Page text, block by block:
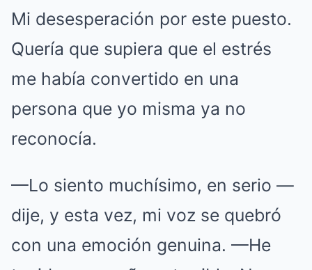
Mi desesperación por este puesto.
Quería que supiera que el estrés
me había convertido en una
persona que yo misma ya no
reconocía.
—Lo siento muchísimo, en serio —
dije, y esta vez, mi voz se quebró
con una emoción genuina. —He